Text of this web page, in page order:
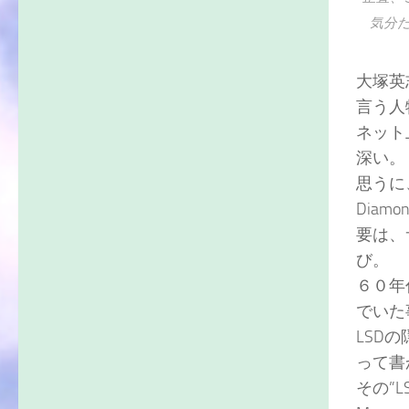
気分
大塚英
言う
ネッ
深い。
思うに
要は
び。
６０
でい
LSDの
って書
その